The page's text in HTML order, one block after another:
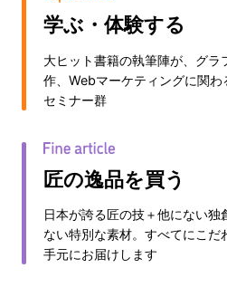
学ぶ・体験する
大ヒット書籍の執筆陣が、グ
作、Webマーケティングに関
セミナー群
匠の逸品を買う
日本が誇る匠の技＋他にない独
ない特別な素材。すべてにこだ
手元にお届けします